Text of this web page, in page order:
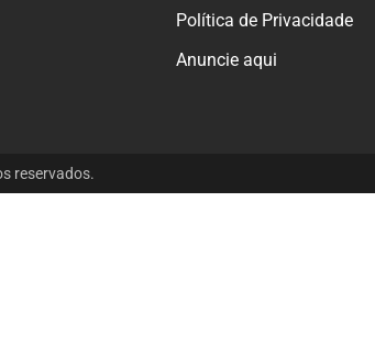
Política de Privacidade
Anuncie aqui
reservados.